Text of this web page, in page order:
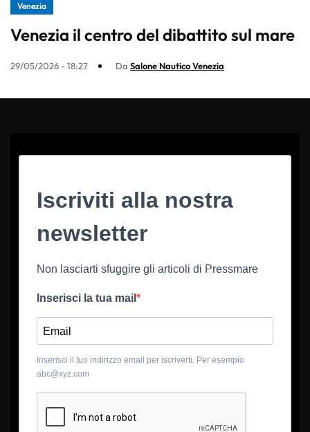
Venezia
Venezia il centro del dibattito sul mare
29/05/2026 - 18:27 Da Salone Nautico Venezia
Iscriviti alla nostra
newsletter
Non lasciarti sfuggire gli articoli di Pressmare
Inserisci la tua mail
Inserisci il tuo indirizzo email per iscriverti. Per esempio
abc@xyz.com